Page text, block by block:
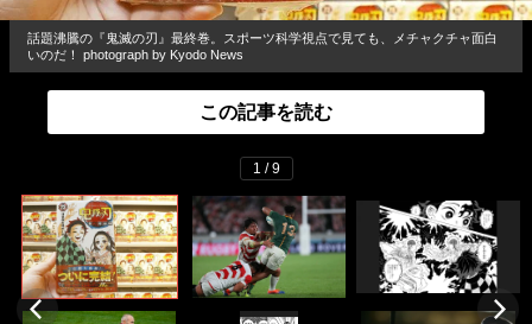
話題沸騰の『鬼滅の刃』最終巻。スポーツ科学視点で見ても、メチャクチャ面白
いのだ！ photograph by Kyodo News
この記事を読む
1 / 9